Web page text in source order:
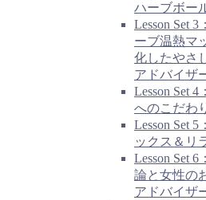
ハーブボー
Lesson Set
ーブ温熱マ
化したやさ
アドバイザ
Lesson Set
へのこだわ
Lesson Set
ックス＆リ
Lesson Set
論と女性の
アドバイザ